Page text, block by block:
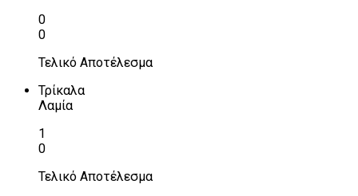
0
0
Τελικό Αποτέλεσμα
Τρίκαλα
Λαμία
1
0
Τελικό Αποτέλεσμα